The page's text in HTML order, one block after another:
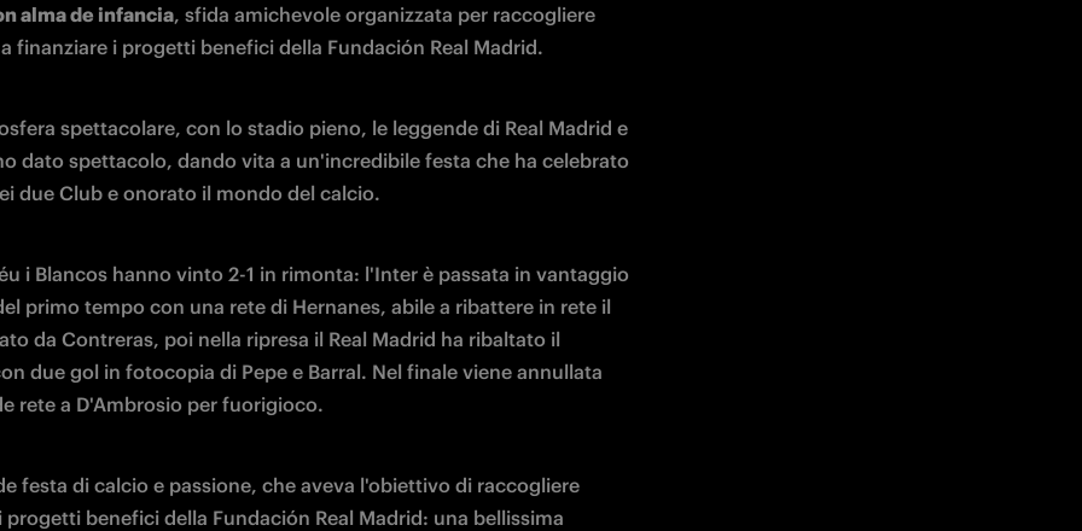
alma de infancia, sfida amichevole organizzata per raccogliere
finanziare i progetti benefici della Fundación Real Madrid.
spettacolare, con lo stadio pieno, le leggende di Real Madrid e
dato spettacolo, dando vita a un'incredibile festa che ha celebrato
due Club e onorato il mondo del calcio.
i Blancos hanno vinto 2-1 in rimonta: l'Inter è passata in vantaggio
primo tempo con una rete di Hernanes, abile a ribattere in rete il
da Contreras, poi nella ripresa il Real Madrid ha ribaltato il
due gol in fotocopia di Pepe e Barral. Nel finale viene annullata
rete a D'Ambrosio per fuorigioco.
festa di calcio e passione, che aveva l'obiettivo di raccogliere
progetti benefici della Fundación Real Madrid: una bellissima